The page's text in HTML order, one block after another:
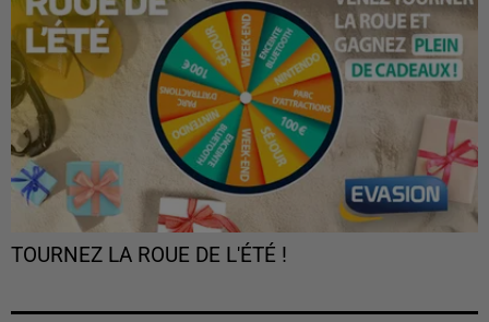
TOURNEZ LA ROUE DE L'ÉTÉ !